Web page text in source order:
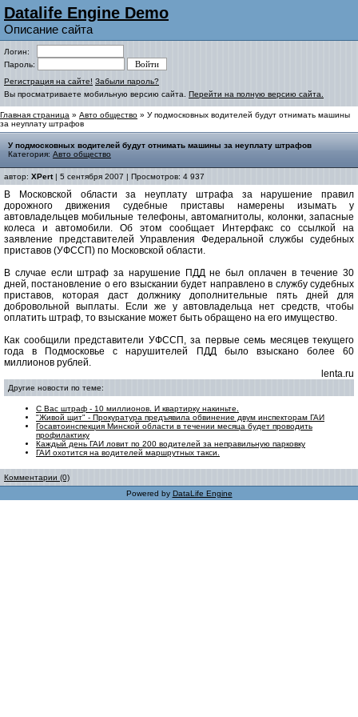
Datalife Engine Demo
Описание сайта
Логин:
Пароль:
Регистрация на сайте! Забыли пароль?
Вы просматриваете мобильную версию сайта. Перейти на полную версию сайта.
Главная страница » Авто общество » У подмосковных водителей будут отнимать машины
за неуплату штрафов
У подмосковных водителей будут отнимать машины за неуплату штрафов
Категория: Авто общество
автор: XPert| 5 сентября 2007 | Просмотров: 4 937
В Московской области за неуплату штрафа за нарушение правил
дорожного движения судебные приставы намерены изымать у
автовладельцев мобильные телефоны, автомагнитолы, колонки, запасные
колеса и автомобили. Об этом сообщает Интерфакс со ссылкой на
заявление представителей Управления Федеральной службы судебных
приставов (УФССП) по Московской области.
В случае если штраф за нарушение ПДД не был оплачен в течение 30
дней, постановление о его взыскании будет направлено в службу судебных
приставов, которая даст должнику дополнительные пять дней для
добровольной выплаты. Если же у автовладельца нет средств, чтобы
оплатить штраф, то взыскание может быть обращено на его имущество.
Как сообщили представители УФССП, за первые семь месяцев текущего
года в Подмосковье с нарушителей ПДД было взыскано более 60
миллионов рублей.
lenta.ru
Другие новости по теме:
С Вас штраф - 10 миллионов. И квартирку накиньте.
"Живой щит" - Прокуратура предъявила обвинение двум инспекторам ГАИ
Госавтоинспекция Минской области в течении месяца будет проводить
профилактику
Каждый день ГАИ ловит по 200 водителей за неправильную парковку
ГАИ охотится на водителей маршрутных такси.
Комментарии (0)
Powered by DataLife Engine